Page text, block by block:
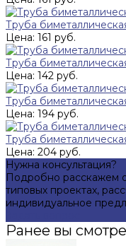
Труба
Цена: 161 руб.
Труба
Цена: 142 руб.
Труба
Цена: 194 руб.
Труба
Цена: 204 руб.
Нужна консультация?
Подробно расскажем
типовых проектах,
индивидуальное
Ранее вы